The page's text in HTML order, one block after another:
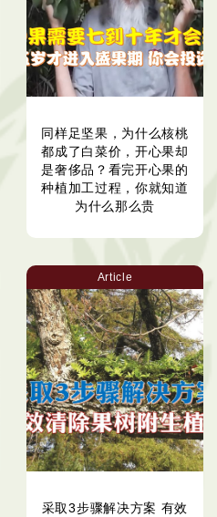
同样足坚果，为什么核桃
都成了白菜价，开心果却
是奢侈品？看完开心果的
种植加工过程，你就知道
为什么那么贵
Article
采取3步骤解决方案 有效